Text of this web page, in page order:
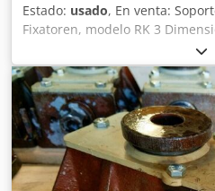
Estado: usado, En venta:
Fixatoren, modelo RK 3
Altura mínima: 95 mm Altura
Desplazamiento del pie
Acdjk Orificio del pie
slw 22 mm Peso: 11,1 kg Carga
kg Peso muerto recomendado
Cantidad en stock: 41 unidades
solicite por correo electrónico
Plazo de entrega: disponible de